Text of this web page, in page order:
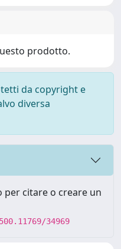
prodotto.
da copyright e
diversa
citare o creare un
34969